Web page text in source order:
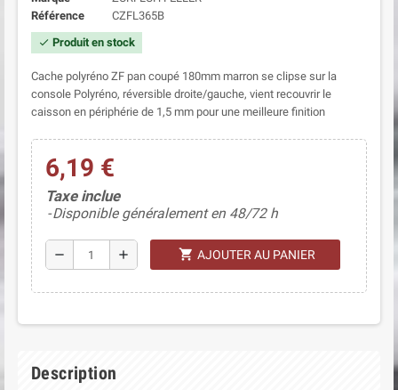
Référence
CZFL365B
check Produit en stock
Cache polyréno ZF pan coupé 180mm marron se clipse sur la
console Polyréno, réversible droite/gauche, vient recouvrir le
caisson en périphérie de 1,5 mm pour une meilleure finition
6,19 €
Taxe inclue
Disponible généralement en 48/72 h
remove add shopping_cart AJOUTER AU PANIER
Description